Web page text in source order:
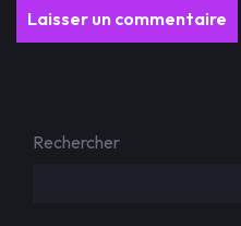
Rechercher